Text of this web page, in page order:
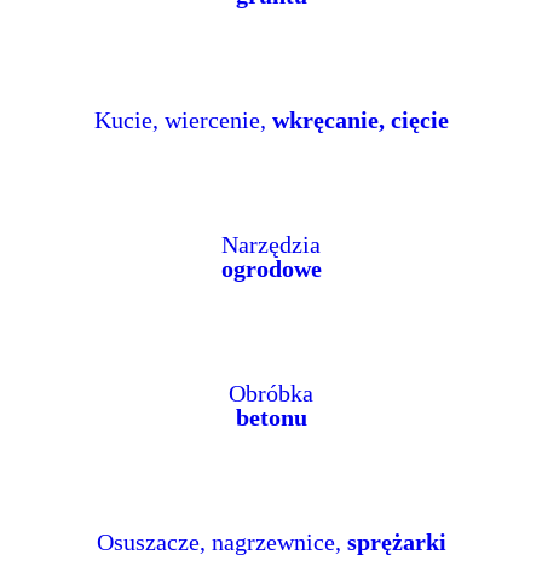
Kucie, wiercenie, wkręcanie, cięcie
Narzędzia
ogrodowe
Obróbka
betonu
Osuszacze, nagrzewnice, sprężarki